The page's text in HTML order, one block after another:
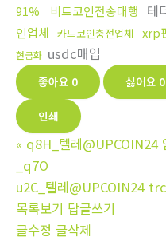
91%
비트코인전송대행 테
인업체 카드코인충전업체 xrp
현금화 usdc매입
좋아요 0 싫어요 0
인쇄
« q8H_텔레@UPCOIN24
_q7O
u2C_텔레@UPCOIN24
목록보기 답글쓰기
글수정 글삭제